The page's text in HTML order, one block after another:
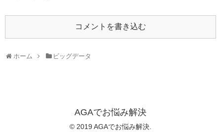
コメントを書き込む
ホーム ビッグデータ
AGAでお悩み解決
© 2019 AGAでお悩み解決.